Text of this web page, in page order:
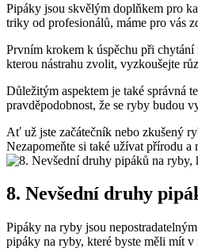
Pipáky​ jsou skvělým doplňkem​ pro
triky ⁣od profesionálů, máme pro vás
Prvním ​krokem k úspěchu⁣ při
kterou nástrahu zvolit, vyzkoušejte
Důležitým aspektem je také správná
pravděpodobnost, že se ryby budou
Ať⁢ už jste začátečník nebo zkušený
Nezapomeňte si⁣ také​ užívat přírodu
8. Nevšední druhy
Pipáky na ryby jsou
pipáky na ryby,​ které⁢ byste měli mít‍